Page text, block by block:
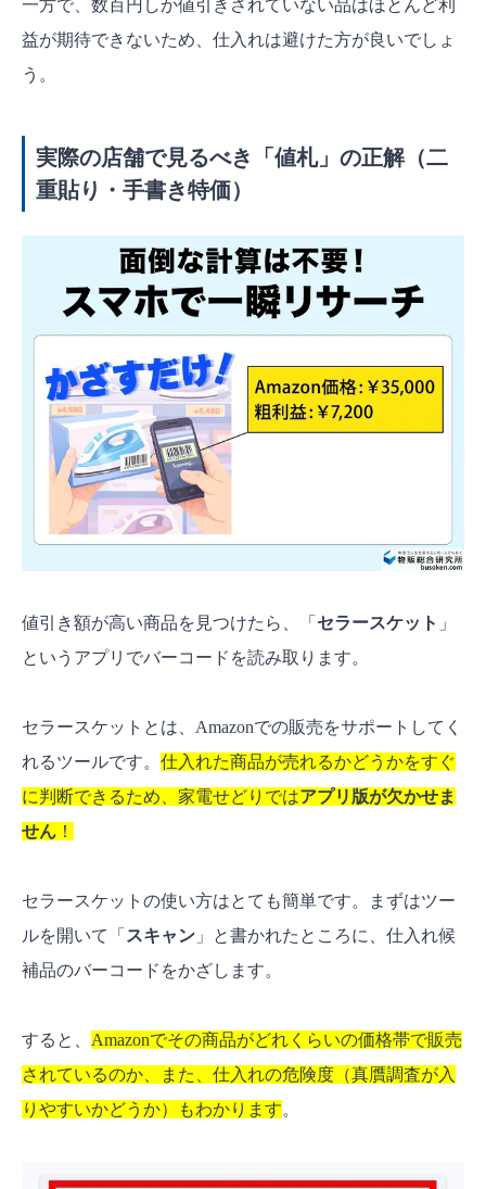
一方で、数百円しか値引きされていない品はほとんど利
益が期待できないため、仕入れは避けた方が良いでしょ
う。
実際の店舗で見るべき「値札」の正解（二
重貼り・手書き特価）
値引き額が高い商品を見つけたら、「 セラースケット 」
というアプリでバーコードを読み取ります。
セラースケットとは、Amazonでの販売をサポートしてく
れるツールです。 仕入れた商品が売れるかどうかをすぐ
に判断できるため、家電せどりではアプリ版が欠かせま
せん ！
セラースケットの使い方はとても簡単です。まずはツー
ルを開いて「 スキャン 」と書かれたところに、仕入れ候
補品のバーコードをかざします。
すると、 Amazonでその商品がどれくらいの価格帯で販売
されているのか、また、仕入れの危険度（真贋調査が入
りやすいかどうか）もわかります。